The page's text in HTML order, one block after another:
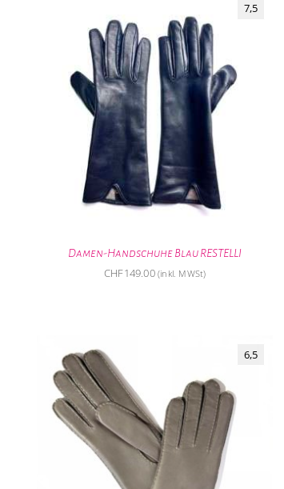
Damen-Handschuhe Blau RESTELLI
7,5
CHF149.00 (inkl. MWSt)
6,5